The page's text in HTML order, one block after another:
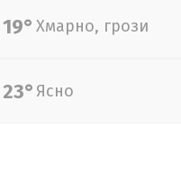
19° Хмарно, грози
23° Ясно